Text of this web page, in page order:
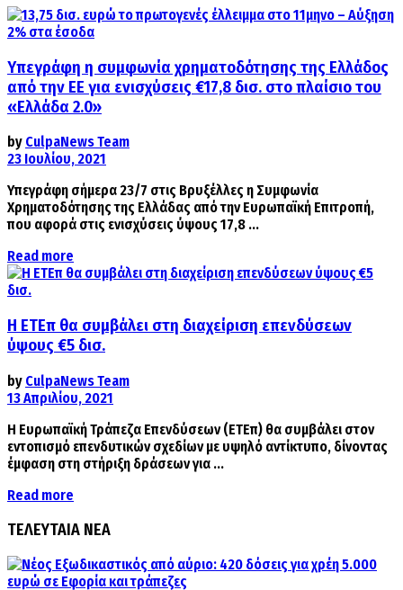
Υπεγράφη η συμφωνία χρηματοδότησης της Ελλάδος
από την ΕΕ για ενισχύσεις €17,8 δισ. στο πλαίσιο του
«Ελλάδα 2.0»
by CulpaNews Team
23 Ιουλίου, 2021
Υπεγράφη σήμερα 23/7 στις Βρυξέλλες η Συμφωνία
Χρηματοδότησης της Ελλάδας από την Ευρωπαϊκή Επιτροπή,
που αφορά στις ενισχύσεις ύψους 17,8 ...
Read more
Η ΕΤΕπ θα συμβάλει στη διαχείριση επενδύσεων
ύψους €5 δισ.
by CulpaNews Team
13 Απριλίου, 2021
Η Ευρωπαϊκή Τράπεζα Επενδύσεων (ΕΤΕπ) θα συμβάλει στον
εντοπισμό επενδυτικών σχεδίων με υψηλό αντίκτυπο, δίνοντας
έμφαση στη στήριξη δράσεων για ...
Read more
ΤΕΛΕΥΤΑΙΑ ΝΕΑ